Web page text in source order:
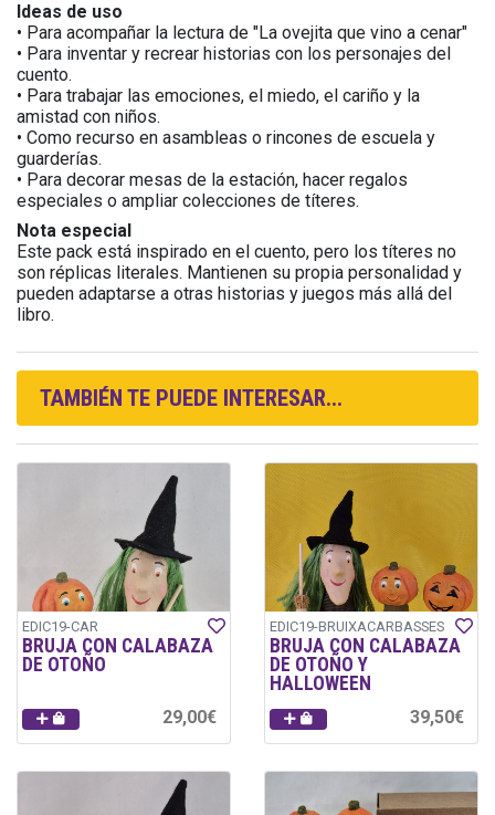
Ideas de uso
• Para acompañar la lectura de "La ovejita que vino a cenar"
• Para inventar y recrear historias con los personajes del
cuento.
• Para trabajar las emociones, el miedo, el cariño y la
amistad con niños.
• Como recurso en asambleas o rincones de escuela y
guarderías.
• Para decorar mesas de la estación, hacer regalos
especiales o ampliar colecciones de títeres.
Nota especial
Este pack está inspirado en el cuento, pero los títeres no
son réplicas literales. Mantienen su propia personalidad y
pueden adaptarse a otras historias y juegos más allá del
libro.
TAMBIÉN TE PUEDE INTERESAR...
EDIC19-CAR
BRUJA CON CALABAZA
DE OTOÑO
29,00€
EDIC19-BRUIXACARBASSES
BRUJA CON CALABAZA
DE OTOÑO Y
HALLOWEEN
39,50€